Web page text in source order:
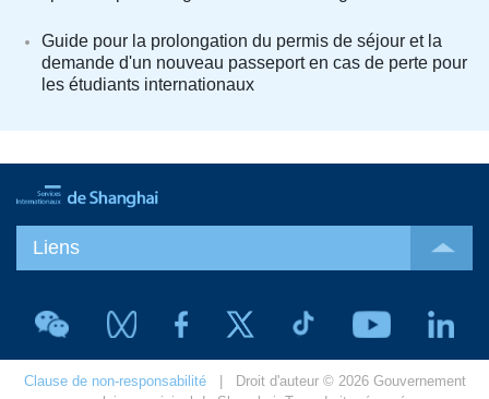
Guide pour la prolongation du permis de séjour et la
demande d'un nouveau passeport en cas de perte pour
les étudiants internationaux
Liens
Clause de non-responsabilité| Droit d'auteur © 2026 Gouvernement